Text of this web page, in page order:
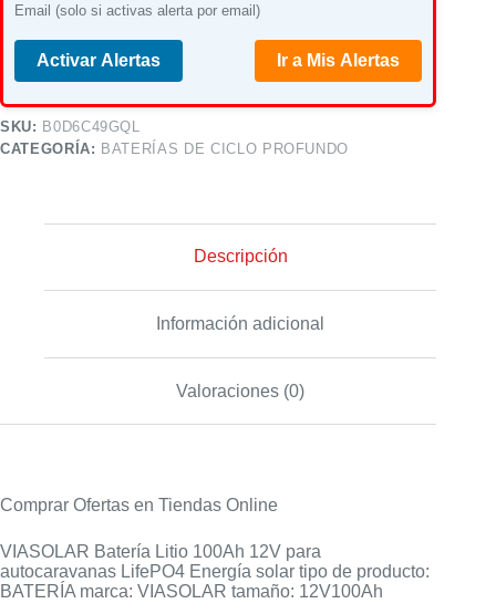
Email (solo si activas alerta por email)
Activar Alertas Ir a Mis Alertas
SKU: B0D6C49GQL
CATEGORÍA: BATERÍAS DE CICLO PROFUNDO
Descripción
Información adicional
Valoraciones (0)
Comprar Ofertas en Tiendas Online
VIASOLAR Batería Litio 100Ah 12V para
autocaravanas LifePO4 Energía solar tipo de producto:
BATERÍA marca: VIASOLAR tamaño: 12V100Ah